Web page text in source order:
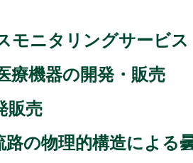
モニタリングサービス
療機器の開発・販売
販売
の物理的構造による